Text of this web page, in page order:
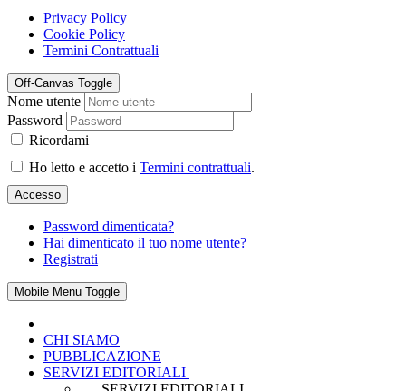
Privacy Policy
Cookie Policy
Termini Contrattuali
Off-Canvas Toggle
Nome utente
Password
Ricordami
Ho letto e accetto i Termini contrattuali.
Accesso
Password dimenticata?
Hai dimenticato il tuo nome utente?
Registrati
Mobile Menu Toggle
CHI SIAMO
PUBBLICAZIONE
SERVIZI EDITORIALI